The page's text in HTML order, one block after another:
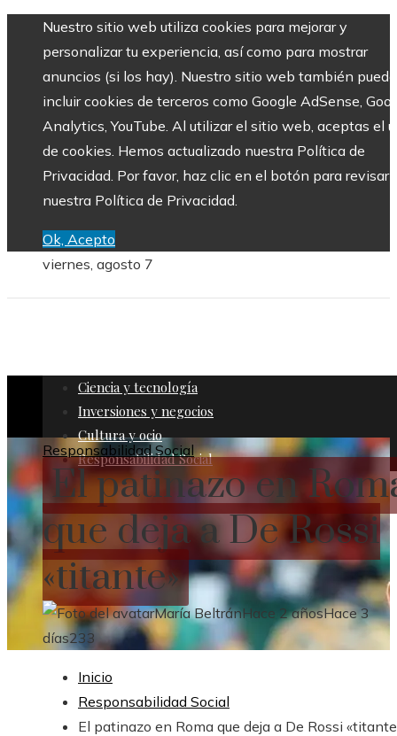
Nuestro sitio web utiliza cookies para mejorar y
personalizar tu experiencia, así como para mostrar
anuncios (si los hay). Nuestro sitio web también puede
incluir cookies de terceros como Google AdSense,
Analytics, YouTube. Al utilizar el sitio web, aceptas el
de cookies. Hemos actualizado nuestra Política de
Privacidad. Por favor, haz clic en el botón para revisar
nuestra Política de Privacidad.
Ok, Acepto
viernes, agosto 7
Ciencia y tecnología
Inversiones y negocios
Cultura y ocio
Responsabilidad Social
Responsabilidad Social
El patinazo en
que deja a De Rossi
«titante»
María BeltránHace 2 añosHace 3
días233
Inicio
Responsabilidad Social
El patinazo en Roma que deja a De Rossi